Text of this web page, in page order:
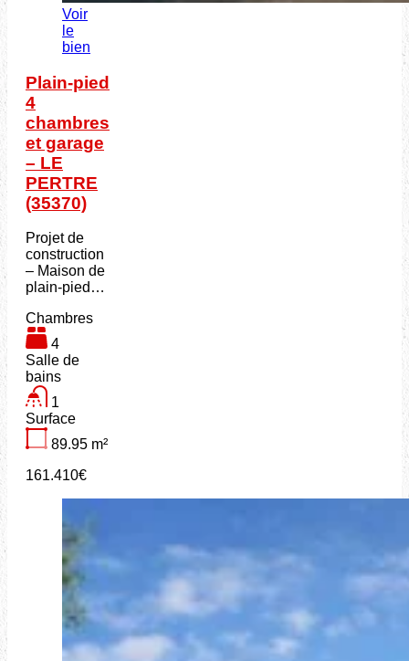
Voir
le
bien
Plain-pied
4
chambres
et garage
– LE
PERTRE
(35370)
Projet de
construction
– Maison de
plain-pied…
Chambres
4
Salle de
bains
1
Surface
89.95 m²
161.410€